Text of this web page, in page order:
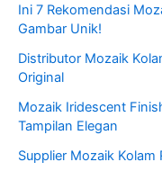
Ini 7 Rekomendasi
Gambar Unik!
Distributor Mozaik
Original
Mozaik Iridescent
Tampilan Elegan
Supplier Mozaik Kolam